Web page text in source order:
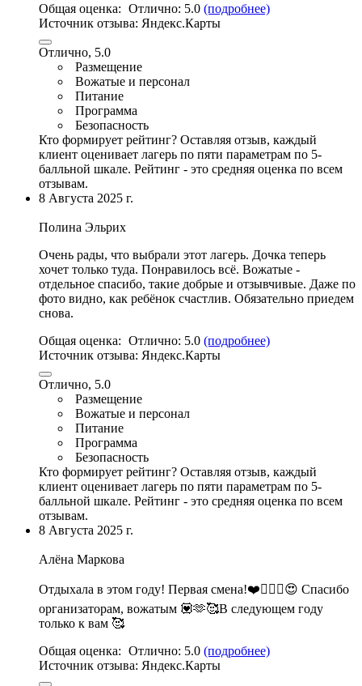
Общая оценка: Отлично: 5.0 (подробнее)
Источник отзыва: Яндекс.Карты
Отлично, 5.0
Размещение
Вожатые и персонал
Питание
Программа
Безопасность
Кто формирует рейтинг? Оставляя отзыв, каждый
клиент оценивает лагерь по пяти параметрам по 5-
балльной шкале. Рейтинг - это средняя оценка по всем
отзывам.
8 Августа 2025 г.
Полина Эльрих
Очень рады, что выбрали этот лагерь. Дочка теперь
хочет только туда. Понравилось всё. Вожатые -
отдельное спасибо, такие добрые и отзывчивые. Даже по
фото видно, как ребёнок счастлив. Обязательно приедем
снова.
Общая оценка: Отлично: 5.0 (подробнее)
Источник отзыва: Яндекс.Карты
Отлично, 5.0
Размещение
Вожатые и персонал
Питание
Программа
Безопасность
Кто формирует рейтинг? Оставляя отзыв, каждый
клиент оценивает лагерь по пяти параметрам по 5-
балльной шкале. Рейтинг - это средняя оценка по всем
отзывам.
8 Августа 2025 г.
Алёна Маркова
Отдыхала в этом году! Первая смена!❤️❤️‍🔥🥰😍 Спасибо
организаторам, вожатым 💟🫶🥰В следующем году
только к вам 🥰
Общая оценка: Отлично: 5.0 (подробнее)
Источник отзыва: Яндекс.Карты